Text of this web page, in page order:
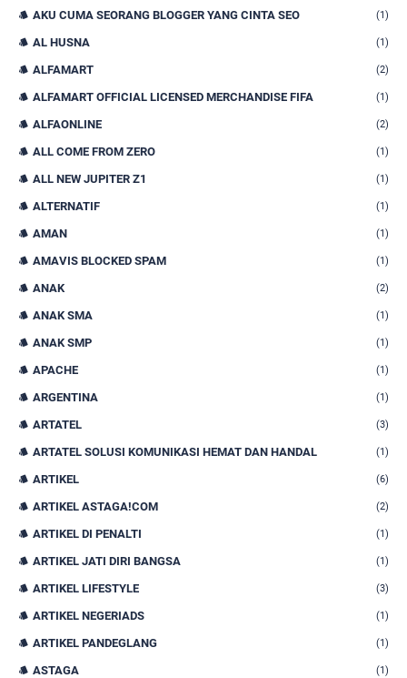
AKU CUMA SEORANG BLOGGER YANG CINTA SEO (1)
AL HUSNA (1)
ALFAMART (2)
ALFAMART OFFICIAL LICENSED MERCHANDISE FIFA (1)
ALFAONLINE (2)
ALL COME FROM ZERO (1)
ALL NEW JUPITER Z1 (1)
ALTERNATIF (1)
AMAN (1)
AMAVIS BLOCKED SPAM (1)
ANAK (2)
ANAK SMA (1)
ANAK SMP (1)
APACHE (1)
ARGENTINA (1)
ARTATEL (3)
ARTATEL SOLUSI KOMUNIKASI HEMAT DAN HANDAL (1)
ARTIKEL (6)
ARTIKEL ASTAGA!COM (2)
ARTIKEL DI PENALTI (1)
ARTIKEL JATI DIRI BANGSA (1)
ARTIKEL LIFESTYLE (3)
ARTIKEL NEGERIADS (1)
ARTIKEL PANDEGLANG (1)
ASTAGA (1)